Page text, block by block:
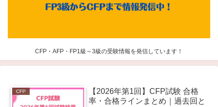
CFP・AFP・FP1級～3級の受験情報を発信しています！
CFP
【2026年第1回】CFP試験 合格
率・合格ラインまとめ｜過去回と